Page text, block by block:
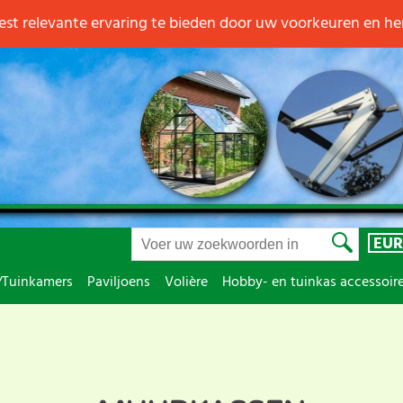
EUR
Paviljoens Volière Hobby- en tuinkas
relevante ervaring te bieden door uw voorkeuren en